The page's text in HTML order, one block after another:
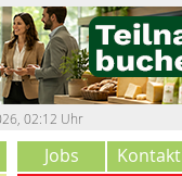
02:12 Uhr
Jobs Kontakt